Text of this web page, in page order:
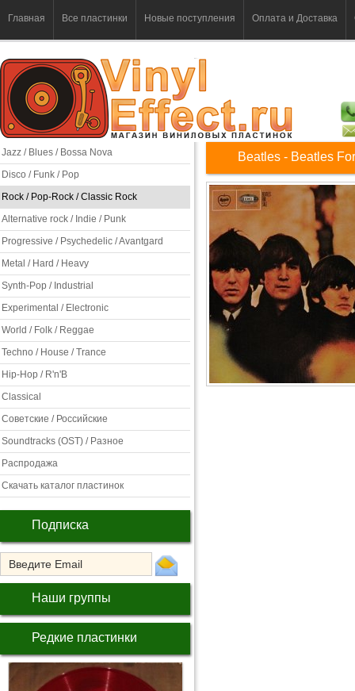
Главная Все пластинки Новые поступления Оплата и Доставка
Jazz / Blues / Bossa Nova
Disco / Funk / Pop
Rock / Pop-Rock / Classic Rock
Alternative rock / Indie / Punk
Progressive / Psychedelic / Avantgard
Metal / Hard / Heavy
Synth-Pop / Industrial
Experimental / Electronic
World / Folk / Reggae
Techno / House / Trance
Hip-Hop / R'n'B
Classical
Советские / Российские
Soundtracks (OST) / Разное
Распродажа
Скачать каталог пластинок
Подписка
Наши группы
Редкие пластинки
Beatles - Beatles